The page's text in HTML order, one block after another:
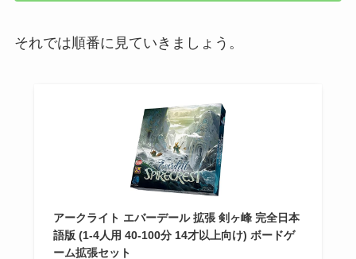
それでは順番に見ていきましょう。
アークライト エバーデール 拡張 剣ヶ峰 完全日本
語版 (1-4人用 40-100分 14才以上向け) ボードゲ
ーム拡張セット